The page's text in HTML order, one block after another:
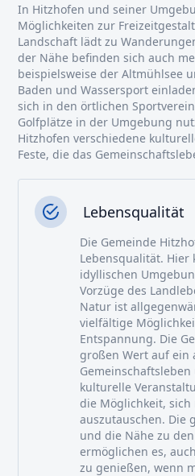
In Hitzhofen und seiner
Möglichkeiten zur
Landschaft lädt zu
der Nähe befinden sich auch
beispielsweise der Altmühlsee
Baden und Wassersport
sich in den örtlichen
Golfplätze in der Umgebung
Hitzhofen verschiedene
Feste, die das
Lebensqualität
Die Gemeinde
Lebensqualität.
idyllischen
Vorzüge des
Natur ist
vielfältige
Entspannung. Die
großen Wert auf ein
kulturelle
die Möglichkeit,
auszutauschen. Die
und die Nähe zu
ermöglichen es,
zu genießen, wenn